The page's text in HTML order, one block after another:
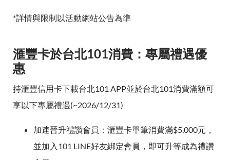
*詳情與限制以活動網站公告為準
滙豐卡於台北101消費：專屬禮遇優
惠
持滙豐信用卡下載台北101 APP並於台北101消費滿額可
享以下專屬禮遇(~2026/12/31)
加速晉升禮讚會員：滙豐卡單筆消費滿$5,000元，
並加入101 LINE好友綁定會員，即可升等成為禮讚